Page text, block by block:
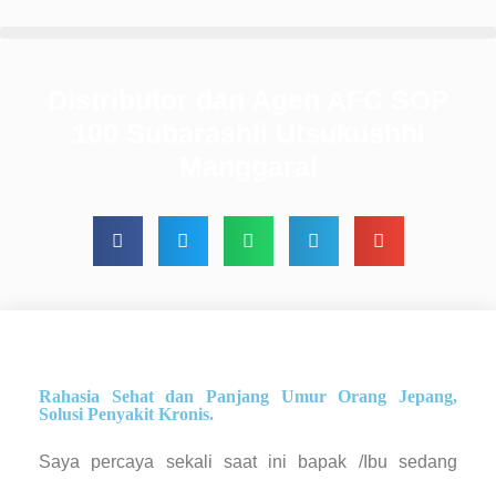
Rahasia Sehat dan Panjang Umur Orang Jepang,
Solusi Penyakit Kronis.
Saya percaya sekali saat ini bapak /Ibu sedang